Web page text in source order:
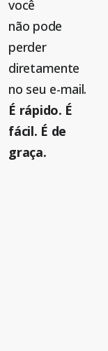
você
não pode
perder
diretamente
no seu e-mail.
É rápido. É
fácil. É de
graça.